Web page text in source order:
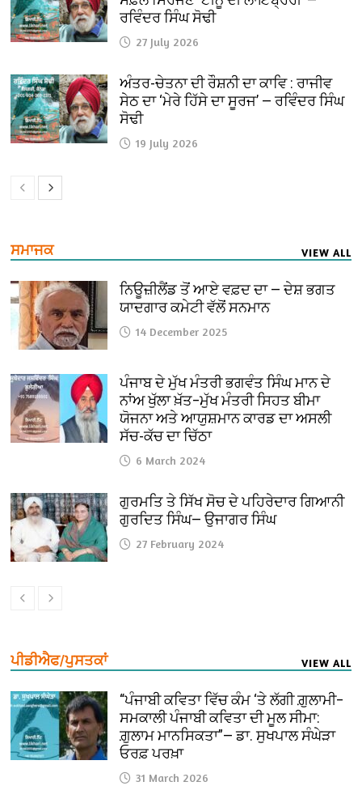
ਰਵਿੰਦਰ ਸਿੰਘ ਸੋਢੀ
27 July 2026
ਅੰਤਰ-ਚੇਤਨਾ ਦੀ ਰੌਸ਼ਨੀ ਦਾ ਕਾਵਿ : ਰਾਜੀਵ
ਸੇਠ ਦਾ ‘ਮੇਰੇ ਹਿੱਸੇ ਦਾ ਸੂਰਜ’ — ਰਵਿੰਦਰ ਸਿੰਘ
ਸੋਢੀ
19 July 2026
ਸਮਾਜਕ VIEW ALL
ਨਿਊਜ਼ੀਲੈਂਡ ਤੋਂ ਆਏ ਵਫ਼ਦ ਦਾ — ਦੇਸ਼ ਭਗਤ
ਯਾਦਗਾਰ ਕਮੇਟੀ ਵੱਲੋਂ ਸਨਮਾਨ
14 December 2025
ਪੰਜਾਬ ਦੇ ਮੁੱਖ ਮੰਤਰੀ ਭਗਵੰਤ ਸਿੰਘ ਮਾਨ ਦੇ
ਨਾਂਅ ਖੁੱਲਾ ਖ਼ੱਤ–ਮੁੱਖ ਮੰਤਰੀ ਸਿਹਤ ਬੀਮਾ
ਯੋਜਨਾ ਅਤੇ ਆਯੁਸ਼ਮਾਨ ਕਾਰਡ ਦਾ ਅਸਲੀ
ਸੱਚ-ਕੱਚ ਦਾ ਚਿੱਠਾ
6 March 2024
ਗੁਰਮਤਿ ਤੇ ਸਿੱਖ ਸੋਚ ਦੇ ਪਹਿਰੇਦਾਰ ਗਿਆਨੀ
ਗੁਰਦਿਤ ਸਿੰਘ— ਉਜਾਗਰ ਸਿੰਘ
27 February 2024
ਪੀਡੀਐਫ/ਪੁਸਤਕਾਂ VIEW ALL
“ਪੰਜਾਬੀ ਕਵਿਤਾ ਵਿੱਚ ਕੰਮ ‘ਤੇ ਲੱਗੀ ਗ਼ੁਲਾਮੀ–
ਸਮਕਾਲੀ ਪੰਜਾਬੀ ਕਵਿਤਾ ਦੀ ਮੂਲ ਸੀਮਾ:
ਗ਼ੁਲਾਮ ਮਾਨਸਿਕਤਾ”— ਡਾ. ਸੁਖਪਾਲ ਸੰਘੇੜਾ
ਓਰਫ਼ ਪਰਖ਼ਾ
31 March 2026